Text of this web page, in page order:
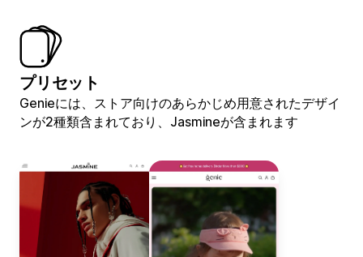
プリセット
Genieには、ストア向けのあらかじめ用意されたデザイ
ンが2種類含まれており、Jasmineが含まれます